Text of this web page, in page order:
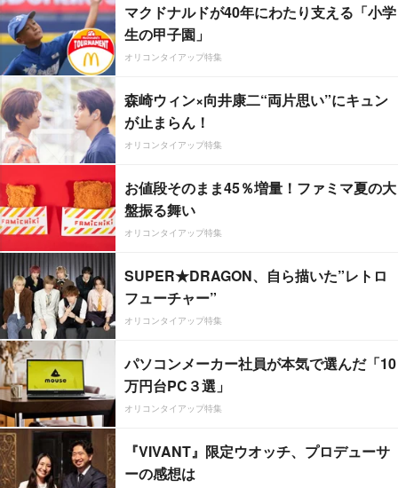
マクドナルドが40年にわたり支える「小学
生の甲子園」
オリコンタイアップ特集
森崎ウィン×向井康二“両片思い”にキュン
が止まらん！
オリコンタイアップ特集
お値段そのまま45％増量！ファミマ夏の大
盤振る舞い
オリコンタイアップ特集
SUPER★DRAGON、自ら描いた”レトロ
フューチャー”
オリコンタイアップ特集
パソコンメーカー社員が本気で選んだ「10
万円台PC３選」
オリコンタイアップ特集
『VIVANT』限定ウオッチ、プロデューサ
ーの感想は